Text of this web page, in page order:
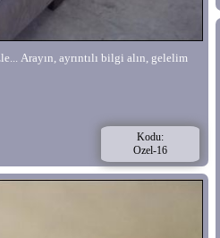
Arayın, ayrıntılı bilgi alın, gelelim
Kodu:
Ozel-16